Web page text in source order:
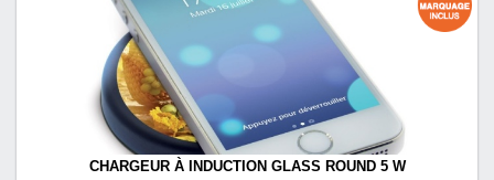
CHARGEUR À INDUCTION GLASS ROUND 5 W